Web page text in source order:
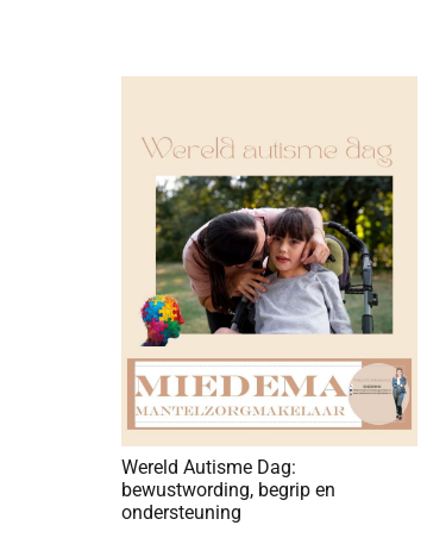
Wereld Autisme Dag:
bewustwording, begrip en
ondersteuning